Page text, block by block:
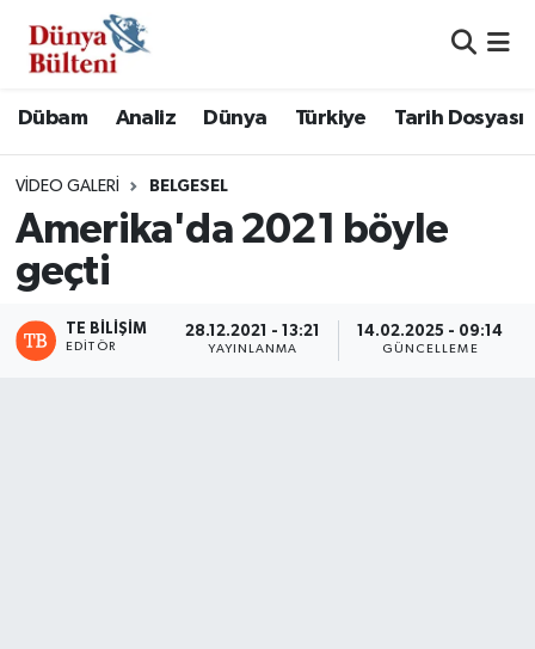
Dübam Analiz Dünya Türkiye Tarih Dosyası
VIDEO GALERI BELGESEL
Amerika'da 2021 böyle
geçti
TE BILIŞIM
EDITÖR
28.12.2021 - 13:21
YAYINLANMA
14.02.2025 - 09:14
GÜNCELLEME
Hava Durumu
Namaz Vakitleri
Trafik Durumu
Süper Lig Puan Durumu ve Fikstür